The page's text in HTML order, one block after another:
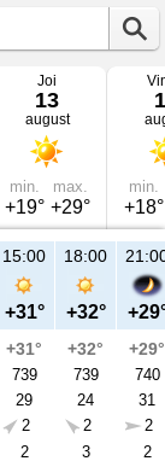
Joi
13
august
min.
+19°
max.
+29°
min.
+18°
15:00
+31°
+31°
739
29
2
2
18:00
+32°
+32°
739
24
2
3
+29°
740
31
2
2